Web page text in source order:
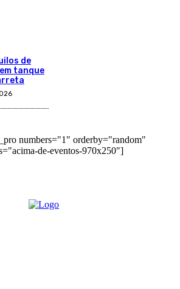
de
tanque
numbers="1" orderby="random"
de-eventos-970x250"]